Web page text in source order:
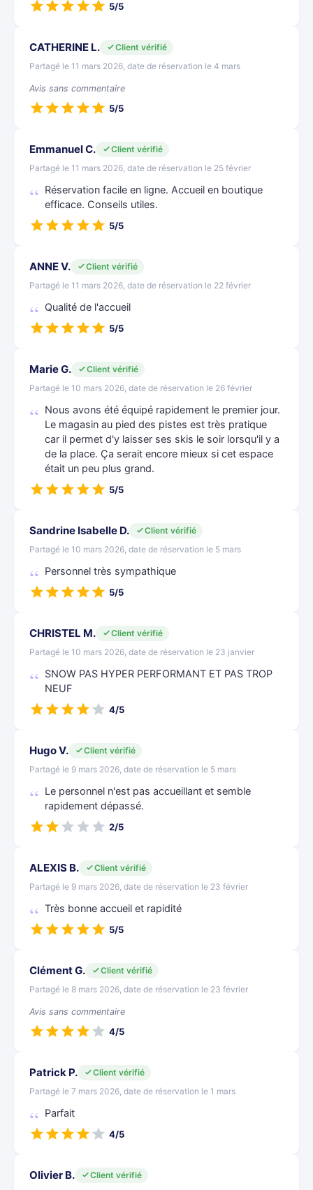
5/5
CATHERINE L.
Client vérifié
Partagé le 11 mars 2026, date de réservation le 4 mars
Avis sans commentaire
5/5
Emmanuel C.
Client vérifié
Partagé le 11 mars 2026, date de réservation le 25 février
Réservation facile en ligne. Accueil en boutique
efficace. Conseils utiles.
5/5
ANNE V.
Client vérifié
Partagé le 11 mars 2026, date de réservation le 22 février
Qualité de l'accueil
5/5
Marie G.
Client vérifié
Partagé le 10 mars 2026, date de réservation le 26 février
Nous avons été équipé rapidement le premier jour.
Le magasin au pied des pistes est très pratique
car il permet d'y laisser ses skis le soir lorsqu'il y a
de la place. Ça serait encore mieux si cet espace
était un peu plus grand.
5/5
Sandrine Isabelle D.
Client vérifié
Partagé le 10 mars 2026, date de réservation le 5 mars
Personnel très sympathique
5/5
CHRISTEL M.
Client vérifié
Partagé le 10 mars 2026, date de réservation le 23 janvier
SNOW PAS HYPER PERFORMANT ET PAS TROP
NEUF
4/5
Hugo V.
Client vérifié
Partagé le 9 mars 2026, date de réservation le 5 mars
Le personnel n'est pas accueillant et semble
rapidement dépassé.
2/5
ALEXIS B.
Client vérifié
Partagé le 9 mars 2026, date de réservation le 23 février
Très bonne accueil et rapidité
5/5
Clément G.
Client vérifié
Partagé le 8 mars 2026, date de réservation le 23 février
Avis sans commentaire
4/5
Patrick P.
Client vérifié
Partagé le 7 mars 2026, date de réservation le 1 mars
Parfait
4/5
Olivier B.
Client vérifié